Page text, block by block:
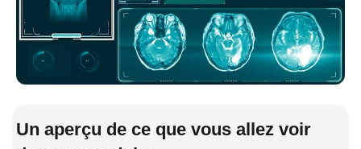
Un aperçu de ce que vous allez voir